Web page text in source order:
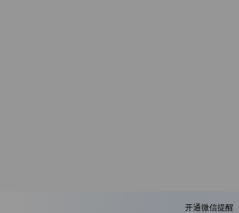
开通微信提醒